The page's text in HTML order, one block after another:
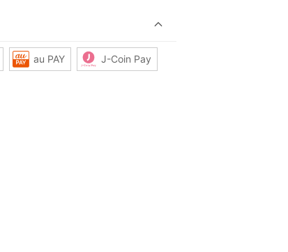
au PAY J-Coin Pay